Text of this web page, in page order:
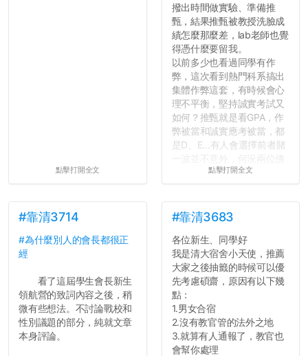
點擊打開全文
撥出時間做實驗、準備推
甄，結果推甄被教授洗臉成
績怎麼那麼差，lab老師也覺
得憑什麼要留我。
以前多少也看過同學有作
弊，這次看到熱門科系搞出
集體作弊這套，有時候會心
理不平衡，堅持誠實考試又
如何？推甄就是看GPA，作
弊被當和誠實應考被當，都
是D、E...有人會選擇前者賭
心教授看起來要輕輕放下
長作弊的風氣。
反正老人我明天就要搬離新
竹，之後如何發展與我無
關，就當最後一天發個牢騷
吧XD，祝學弟妹們修課順利
~~...
點擊打開全文
#靠清3714
#為什麼別人的會長都很正
經
看了這屆學生會長新生
領航營的致詞內容之後，稍
微有些想法。不討論戰校和
性別議題的部分，純就文章
本身評論。
#靠清3683
各位新生、同學好
我是清大宿舍小天使，推薦
大家之後抽籤的時候可以優
先考慮碩齋，原因有以下幾
點：
1.男女合宿
2.沒有教官管的法外之地
3.就算有人通報了，教官也
會幫你處理